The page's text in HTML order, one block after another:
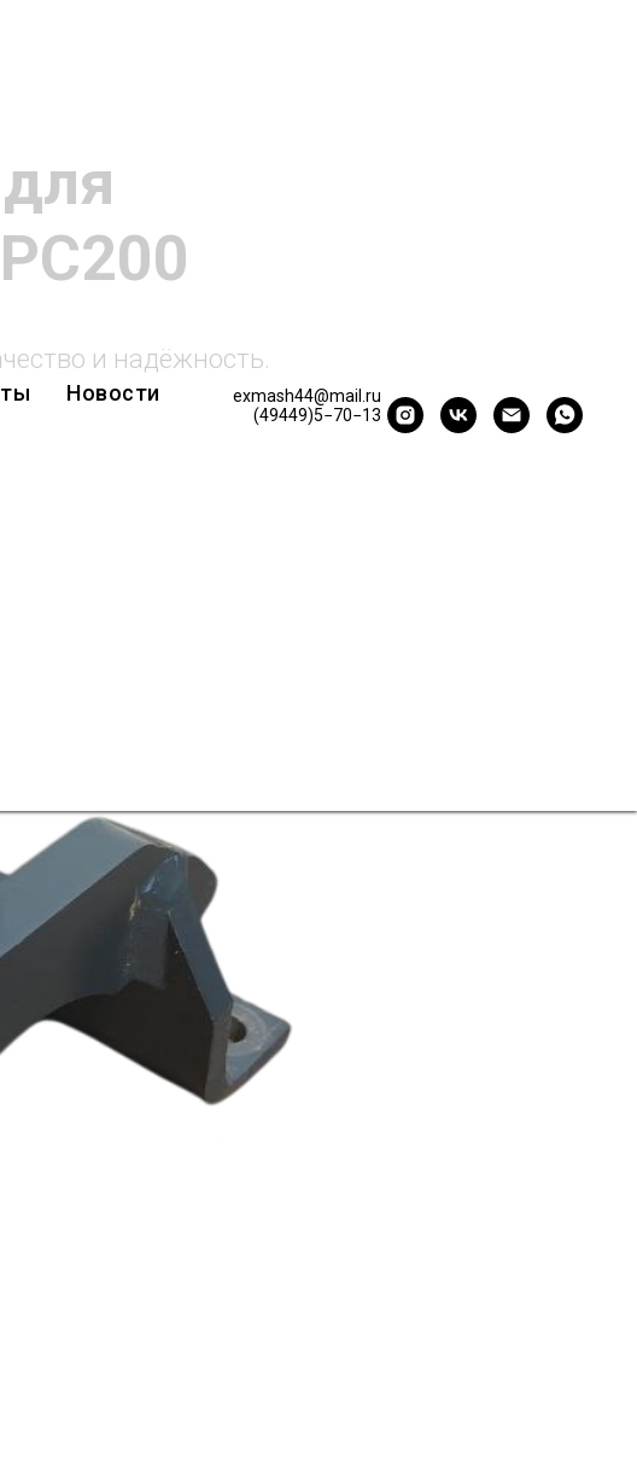
Новости
exmash44@mail.ru
(49449)5−70−13
и надёжность.